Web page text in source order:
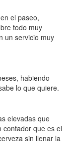
el paseo,
todo muy
un servicio muy
habiendo
lo que quiere.
elevadas que
contador que es el
sin llenar la